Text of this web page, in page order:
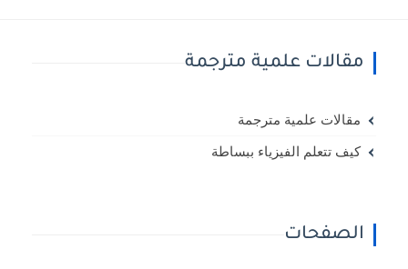
مقالات علمية مترجمة
مقالات علمية مترجمة
كيف تتعلم الفيزياء ببساطة
الصفحات